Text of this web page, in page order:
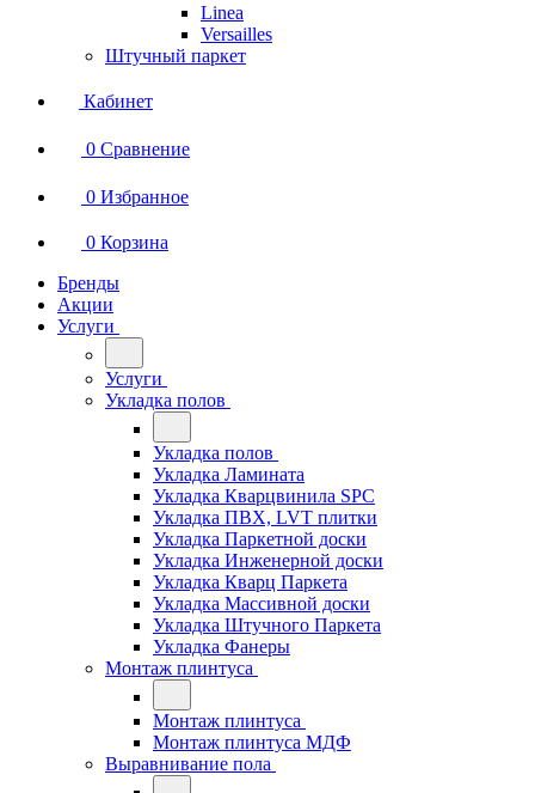
Linea
Versailles
Штучный паркет
Кабинет
0 Сравнение
0 Избранное
0 Корзина
Бренды
Акции
Услуги
Услуги
Укладка полов
Укладка полов
Укладка Ламината
Укладка Кварцвинила SPC
Укладка ПВХ, LVT плитки
Укладка Паркетной доски
Укладка Инженерной доски
Укладка Кварц Паркета
Укладка Массивной доски
Укладка Штучного Паркета
Укладка Фанеры
Монтаж плинтуса
Монтаж плинтуса
Монтаж плинтуса МДФ
Выравнивание пола